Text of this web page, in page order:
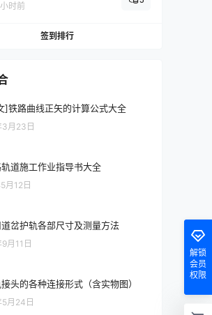
时前
签到排行
]铁路曲线正矢的计算公式大全
月23日
道施工作业指导书大全
月12日
道岔护轨各部尺寸及测量方法
月11日
头的各种连接形式（含实物图）
月24日
解锁
会员
权限